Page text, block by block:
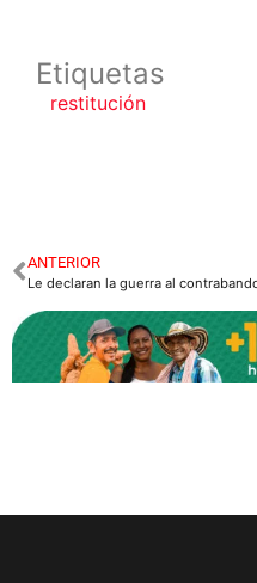
Etiquetas
restitución
ANTERIOR